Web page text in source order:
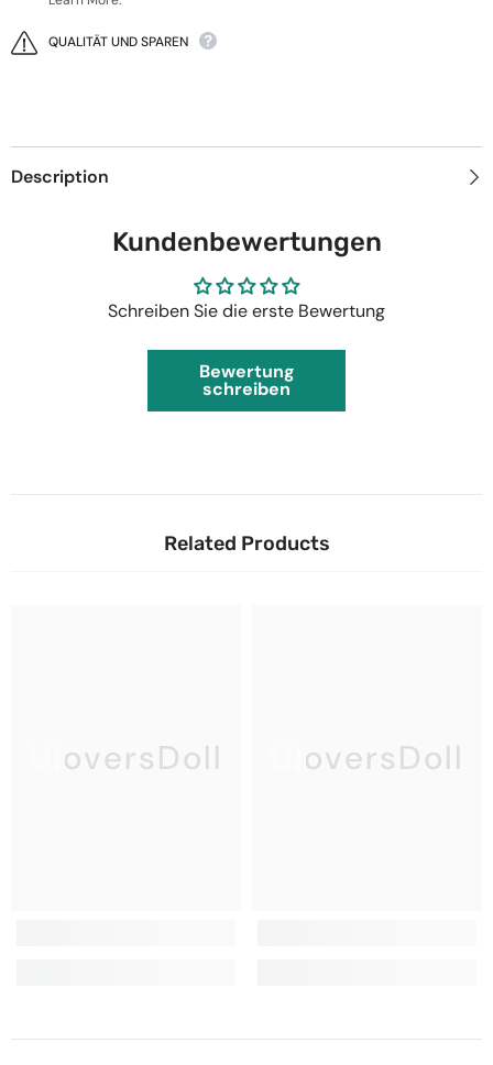
QUALITÄT UND SPAREN
Description
Kundenbewertungen
Schreiben Sie die erste Bewertung
Bewertung
schreiben
Related Products
UloversDoll UloversDoll